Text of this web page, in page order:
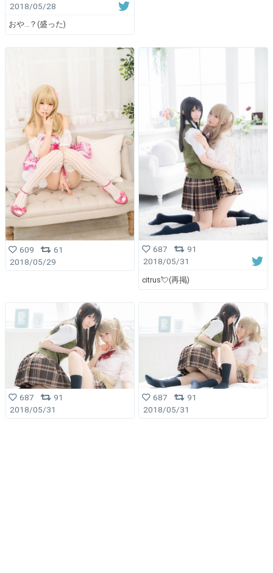
2018/05/28
おや…？(盛った)
609
61
2018/05/29
687
91
2018/05/31
citrus💘(再掲)
687
91
2018/05/31
687
91
2018/05/31